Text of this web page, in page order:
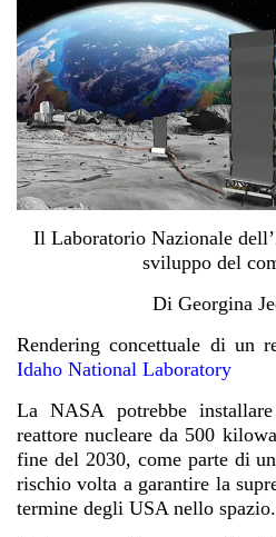
Il Laboratorio Nazionale
sviluppo del
Di Georgina
Rendering concettuale di un
Idaho National Laboratory
La NASA potrebbe
reattore nucleare da 500
fine del 2030, come parte di
rischio volta a garantire la
termine degli USA nello spazio.